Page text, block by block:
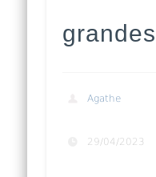
Agathe
29/04/2023